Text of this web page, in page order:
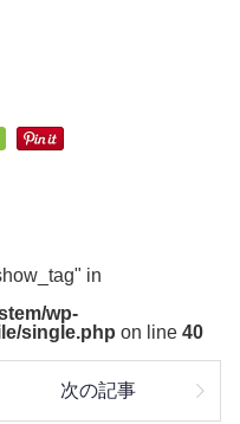
in
wp-
single.php on line 40
次の記事